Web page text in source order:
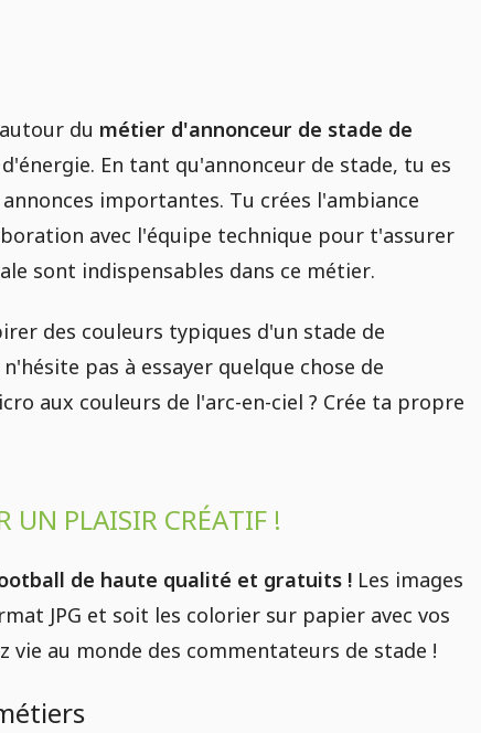
du métier d'annonceur de stade de
En tant qu'annonceur de stade, tu es
importantes. Tu crées l'ambiance
avec l'équipe technique pour t'assurer
sont indispensables dans ce métier.
des couleurs typiques d'un stade de
pas à essayer quelque chose de
aux couleurs de l'arc-en-ciel ? Crée ta propre
UN PLAISIR CRÉATIF !
de haute qualité et gratuits ! Les images
JPG et soit les colorier sur papier avec vos
au monde des commentateurs de stade !